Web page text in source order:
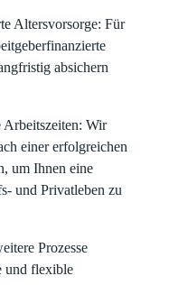
Altersvorsorge:Für
absichern
Wir
einer erfolgreichen
um Ihnen eine
und Privatleben zu
Prozesse
und flexible